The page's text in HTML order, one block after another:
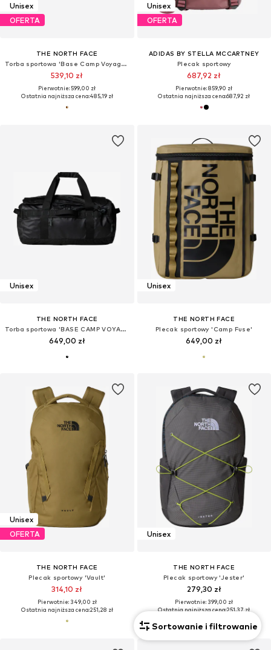
Unisex
OFERTA
THE NORTH FACE
Torba sportowa 'Base Camp Voyager'
539,10 zł
Pierwotnie: 599,00 zł
Ostatnia najniższa cena:485,19 zł
Unisex
OFERTA
ADIDAS BY STELLA MCCARTNEY
Plecak sportowy
687,92 zł
Pierwotnie: 859,90 zł
Ostatnia najniższa cena:687,92 zł
Unisex
THE NORTH FACE
Torba sportowa 'BASE CAMP VOYAGER'
649,00 zł
Unisex
THE NORTH FACE
Plecak sportowy 'Camp Fuse'
649,00 zł
Unisex
OFERTA
THE NORTH FACE
Plecak sportowy 'Vault'
314,10 zł
Pierwotnie: 349,00 zł
Ostatnia najniższa cena:251,28 zł
Unisex
THE NORTH FACE
Plecak sportowy 'Jester'
279,30 zł
Pierwotnie: 399,00 zł
Ostatnia najniższa cena:251,37 zł
Sortowanie i filtrowanie